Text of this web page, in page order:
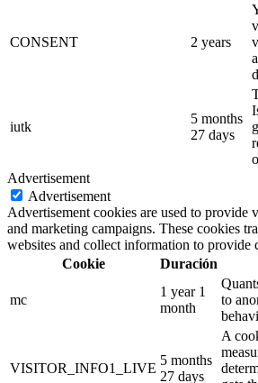
CONSENT 2 years
iutk
5 months
27 days
Advertisement
Advertisement
Advertisement cookies are used to provide
and marketing campaigns. These cookies
websites and collect information to provide
Cookie
Duración
mc
1 year 1
month
to
VISITOR_INFO1_LIVE
5 months
27 days
A